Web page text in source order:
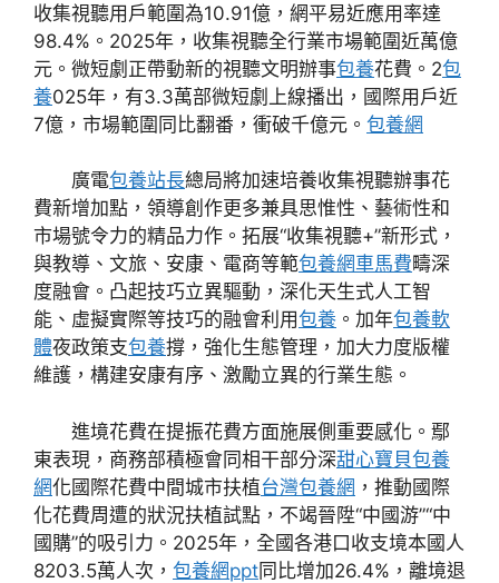
收集視聽用戶範圍為10.91億，網平易近應用率達
98.4%。2025年，收集視聽全行業市場範圍近萬億
元。微短劇正帶動新的視聽文明辦事包養花費。2包
養025年，有3.3萬部微短劇上線播出，國際用戶近
7億，市場範圍同比翻番，衝破千億元。 包養網
廣電包養站長總局將加速培養收集視聽辦事花
費新增加點，領導創作更多兼具思惟性、藝術性和
市場號令力的精品力作。拓展“收集視聽+”新形式，
與教導、文旅、安康、電商等範包養網車馬費疇深
度融會。凸起技巧立異驅動，深化天生式人工智
能、虛擬實際等技巧的融會利用包養 。加年包養軟
體夜政策支包養撐，強化生態管理，加大力度版權
維護，構建安康有序、激勵立異的行業生態。
進境花費在提振花費方面施展側重要感化。鄢
東表現，商務部積極會同相干部分深甜心寶貝包養
網化國際花費中間城市扶植台灣包養網 ，推動國際
化花費周遭的狀況扶植試點，不竭晉陞“中國游”“中
國購”的吸引力。2025年，全國各港口收支境本國人
8203.5萬人次， 包養網ppt同比增加26.4%，離境退